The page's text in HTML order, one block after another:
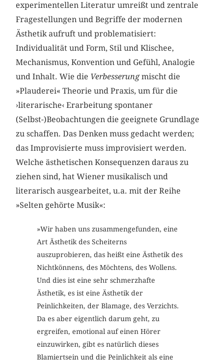
experimentellen Literatur umreißt und zentrale
Fragestellungen und Begriffe der modernen
Ästhetik aufruft und problematisiert:
Individualität und Form, Stil und Klischee,
Mechanismus, Konvention und Gefühl, Analogie
und Inhalt. Wie die Verbesserungmischt die
»Plauderei« Theorie und Praxis, um für die
›literarische‹ Erarbeitung spontaner
(Selbst-)Beobachtungen die geeignete Grundlage
zu schaffen. Das Denken muss gedacht werden;
das Improvisierte muss improvisiert werden.
Welche ästhetischen Konsequenzen daraus zu
ziehen sind, hat Wiener musikalisch und
literarisch ausgearbeitet, u.a. mit der Reihe
»Selten gehörte Musik«:
»Wir haben uns zusammengefunden, eine
Art Ästhetik des Scheiterns
auszuprobieren, das heißt eine Ästhetik des
Nichtkönnens, des Möchtens, des Wollens.
Und dies ist eine sehr schmerzhafte
Ästhetik, es ist eine Ästhetik der
Peinlichkeiten, der Blamage, des Verzichts.
Da es aber eigentlich darum geht, zu
ergreifen, emotional auf einen Hörer
einzuwirken, gibt es natürlich dieses
Blamiertsein und die Peinlichkeit als eine